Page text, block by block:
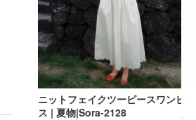
ニットフェイクツーピースワンピー
ス | 夏物|Sora-2128